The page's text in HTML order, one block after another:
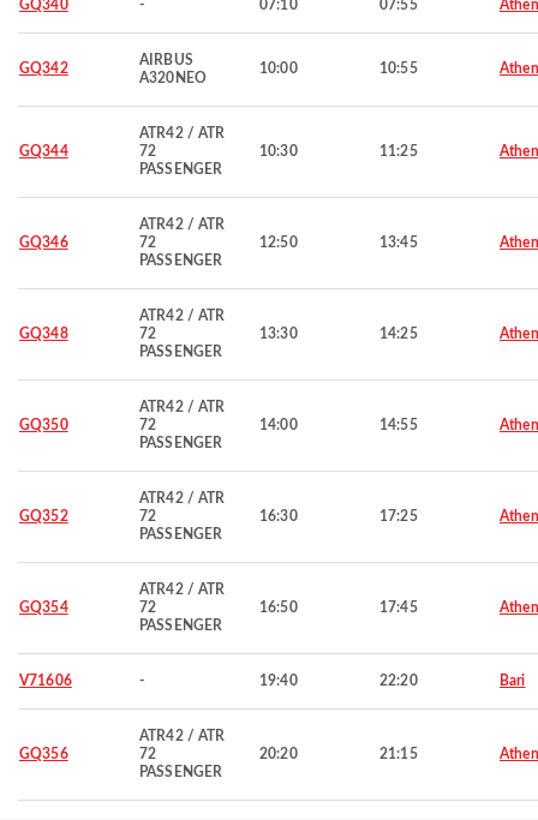
GQ340 - 07:10 07:55
GQ342
AIRBUS
A320NEO
10:00 10:55
GQ344
ATR42 / ATR
72
PASSENGER
10:30 11:25
GQ346
ATR42 / ATR
72
PASSENGER
12:50 13:45
GQ348
ATR42 / ATR
72
PASSENGER
13:30 14:25
GQ350
ATR42 / ATR
72
PASSENGER
14:00 14:55
GQ352
ATR42 / ATR
72
PASSENGER
16:30 17:25
GQ354
ATR42 / ATR
72
PASSENGER
16:50 17:45
V71606 - 19:40 22:20 Bari
GQ356
ATR42 / ATR
72
PASSENGER
20:20 21:15